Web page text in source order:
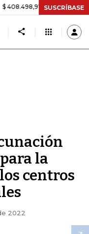
+$ 8.753,81 +2,19%
SUSCRÍBASE
la
centros
2022